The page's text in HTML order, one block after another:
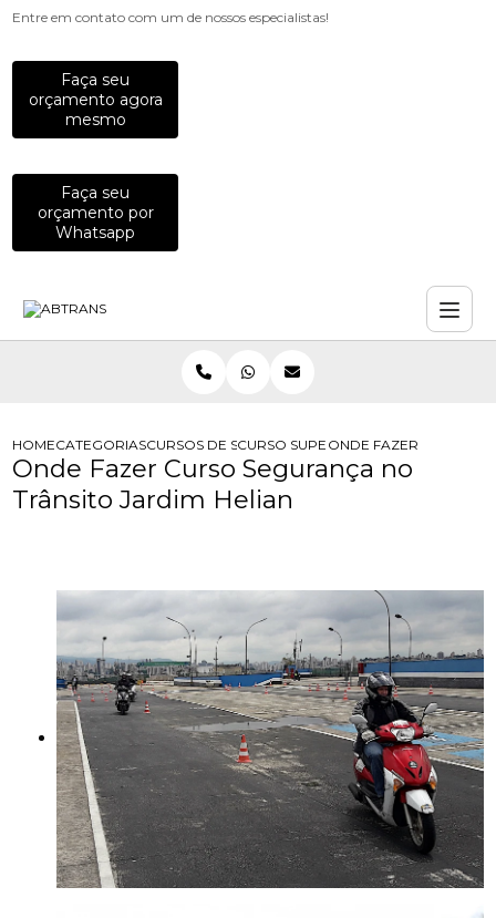
Entre em contato com um de nossos especialistas!
Faça seu
orçamento agora
mesmo
Faça seu
orçamento por
Whatsapp
HOMECATEGORIASCURSOS DE SEGURANCA NO TRANSITO
CURSO SUPERIOR DE TECNOLOGIA
ONDE FAZER CURSO
Onde Fazer Curso Segurança no
Trânsito Jardim Helian